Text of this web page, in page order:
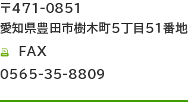
〒471-0851
愛知県豊田市樹木町５丁目５１番地
FAX
0565-35-8809